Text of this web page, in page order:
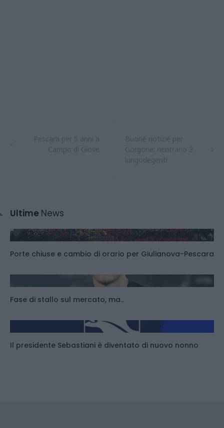
Ultime News
Porte chiuse e cambio di orario per Giulianova-Pescara
Fase di stallo sul mercato, ma..
Il presidente Sebastiani è diventato di nuovo nonno